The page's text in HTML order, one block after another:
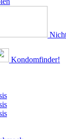
Kondomfinder!